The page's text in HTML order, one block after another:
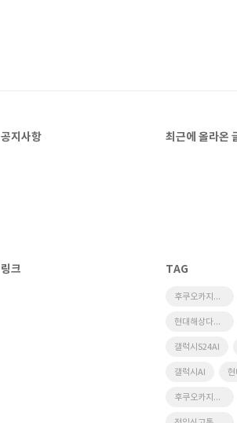
동차보험 바로가기 메리츠 다이렉트 자동차
공지사항 최근에 올라온
링크 TAG
후쿠오카지하철패스
현대해상다이렉트자동차보험가입방법안내
갤럭시S24AI
갤럭시AI
후쿠오카지하철1일패스